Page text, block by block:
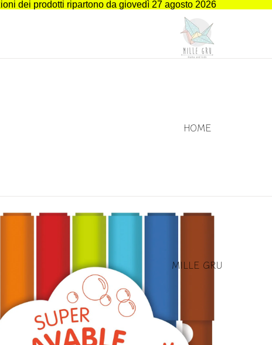
dei prodotti ripartono da giovedì 27 agosto 2026
HOME
MILLE GRU